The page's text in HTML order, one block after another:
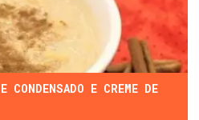
CONDENSADO E CREME DE